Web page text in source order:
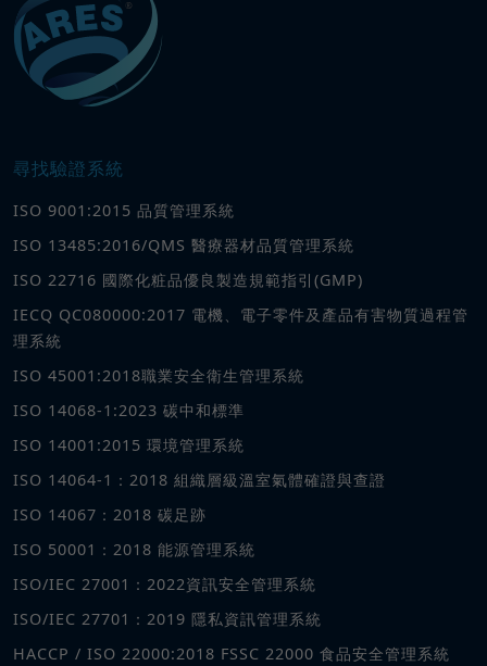
尋找驗證系統
ISO 9001:2015 品質管理系統
ISO 13485:2016/QMS 醫療器材品質管理系統
ISO 22716 國際化粧品優良製造規範指引(GMP)
IECQ QC080000:2017 電機、電子零件及產品有害物質過程管
理系統
ISO 45001:2018職業安全衛生管理系統
ISO 14068-1:2023 碳中和標準
ISO 14001:2015 環境管理系統
ISO 14064-1：2018 組織層級溫室氣體確證與查證
ISO 14067：2018 碳足跡
ISO 50001：2018 能源管理系統
ISO/IEC 27001：2022資訊安全管理系統
ISO/IEC 27701：2019 隱私資訊管理系統
HACCP / ISO 22000:2018 FSSC 22000 食品安全管理系統